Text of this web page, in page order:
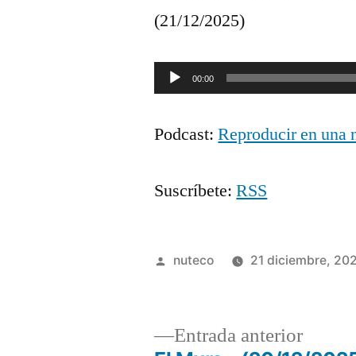
(21/12/2025)
Reproductor
audio
00:00
Podcast:Reproducir en una
Suscríbete:RSS
Publicada
nuteco 21 diciembre,
Entrada anteriorEntrada